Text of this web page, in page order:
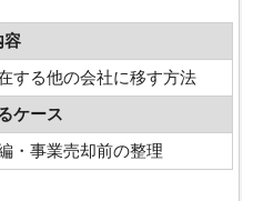
容
する他の会社に移す方法
ケース
・事業売却前の整理